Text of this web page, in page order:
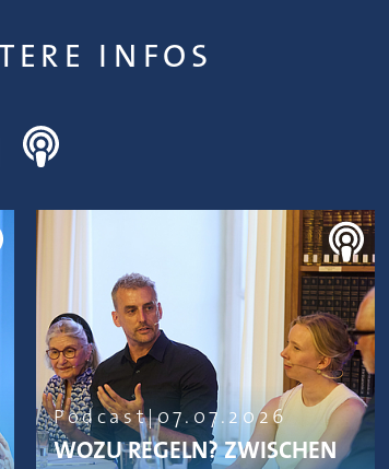
INFOS
Podcast 07.07.2026
WOZU REGELN? ZWISCHEN